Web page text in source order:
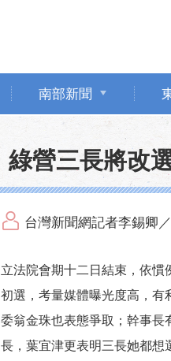
南部新聞
綠營三長將改
台灣新聞網記者李錫卿
立法院會期十二日結束，依
初選，考量媒體曝光度高，
委翁金珠也表態爭取；幹事
長，葉宜津更表明三長她都